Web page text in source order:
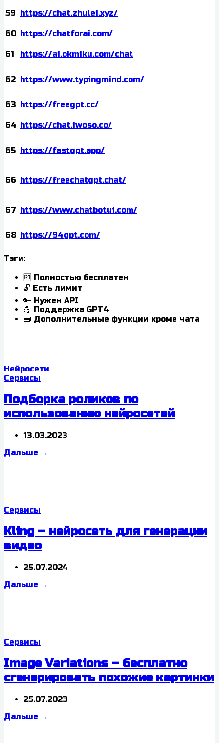
59 https://chat.zhulei.xyz/
60 https://chatforai.com/
61 https://ai.okmiku.com/chat
62 https://www.typingmind.com/
63 https://freegpt.cc/
64 https://chat.iwoso.co/
65 https://fastgpt.app/
66 https://freechatgpt.chat/
67 https://www.chatbotui.com/
68 https://94gpt.com/
Тэги:
🆓 Полностью бесплатен
🔓 Есть лимит
🔑 Нужен API
💪 Поддержка GPT4
🧰 Дополнительные функции кроме чата
Нейросети
Сервисы
Подборка роликов по
использованию нейросетей
13.03.2023
Дальше →
Сервисы
Kling – нейросеть для генерации
видео
25.07.2024
Дальше →
Сервисы
Image Variations – бесплатно
сгенерировать похожие картинки
25.07.2023
Дальше →